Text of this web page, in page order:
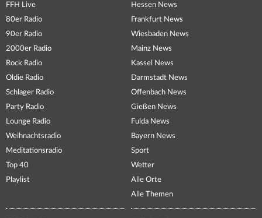
FFH Live
80er Radio
90er Radio
2000er Radio
Rock Radio
Oldie Radio
Schlager Radio
Party Radio
Lounge Radio
Weihnachtsradio
Meditationsradio
Top 40
Playlist
Hessen News
Frankfurt News
Wiesbaden News
Mainz News
Kassel News
Darmstadt News
Offenbach News
Gießen News
Fulda News
Bayern News
Sport
Wetter
Alle Orte
Alle Themen